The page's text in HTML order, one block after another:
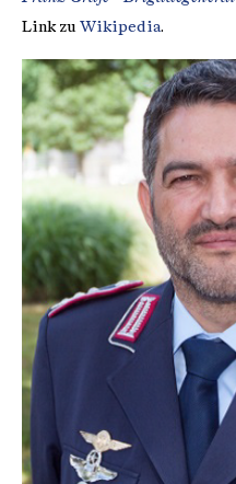
Link zu Wikipedia.